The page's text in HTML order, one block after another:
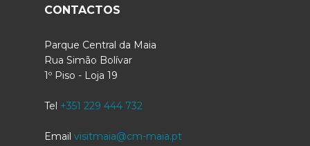
CONTACTOS
Parque Central da Maia
Rua Simão Bolívar
1º Piso - Loja 19
Tel +351 229 444 732
Email visitmaia@cm-maia.pt